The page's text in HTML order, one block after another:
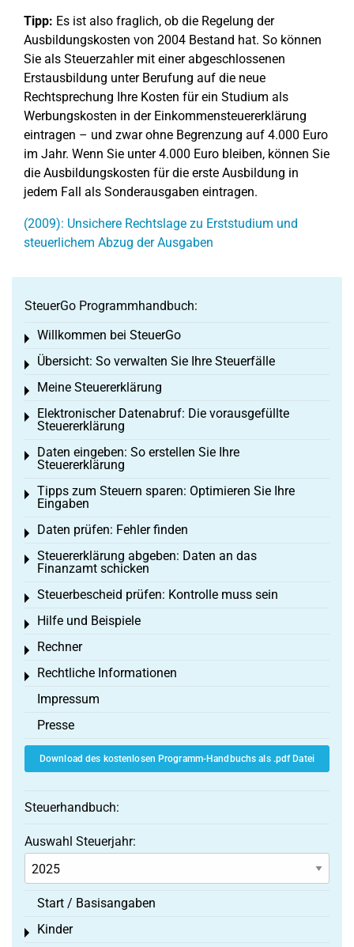
Tipp: Es ist also fraglich, ob die Regelung der
Ausbildungskosten von 2004 Bestand hat. So können
Sie als Steuerzahler mit einer abgeschlossenen
Erstausbildung unter Berufung auf die neue
Rechtsprechung Ihre Kosten für ein Studium als
Werbungskosten in der Einkommensteuererklärung
eintragen – und zwar ohne Begrenzung auf 4.000 Euro
im Jahr. Wenn Sie unter 4.000 Euro bleiben, können Sie
die Ausbildungskosten für die erste Ausbildung in
jedem Fall als Sonderausgaben eintragen.
(2009): Unsichere Rechtslage zu Erststudium und
steuerlichem Abzug der Ausgaben
SteuerGo Programmhandbuch:
Willkommen bei SteuerGo
Toggle menu
Übersicht: So verwalten Sie Ihre Steuerfälle
Toggle menu
Meine Steuererklärung
Toggle menu
Elektronischer Datenabruf: Die vorausgefüllte
Steuererklärung
Toggle menu
Daten eingeben: So erstellen Sie Ihre
Steuererklärung
Toggle menu
Tipps zum Steuern sparen: Optimieren Sie Ihre
Eingaben
Toggle menu
Daten prüfen: Fehler finden
Toggle menu
Steuererklärung abgeben: Daten an das
Finanzamt schicken
Toggle menu
Steuerbescheid prüfen: Kontrolle muss sein
Toggle menu
Hilfe und Beispiele
Toggle menu
Rechner
Toggle menu
Rechtliche Informationen
Toggle menu
Impressum
Presse
Download des kostenlosen Programm-Handbuchs als .pdf Datei
Steuerhandbuch:
Auswahl Steuerjahr:
Start / Basisangaben
Kinder
Toggle menu